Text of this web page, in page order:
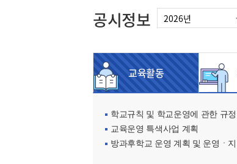
공시정보
교육활동
학교규칙 및 학교운영에 관한 규정
교육운영 특색사업 계획
방과후학교 운영 계획 및 운영ㆍ지원현황